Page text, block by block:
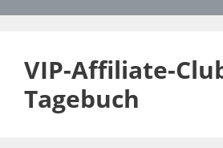
VIP-Affiliate-
Tagebuch